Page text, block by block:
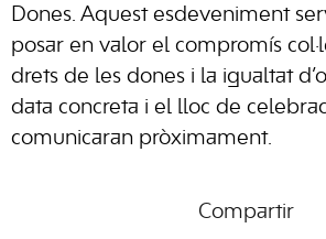
Dones. Aquest esdeveniment
posar en valor el compromís
drets de les dones i la igualtat
data concreta i el lloc de
comunicaran pròximament.
Compartir